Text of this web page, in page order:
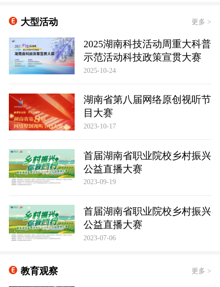
大型活动 更多 >
2025湖南科技活动周重大科普
示范活动科技政策宣贯大赛
2025-10-24
湖南省第八届网络原创视听节
目大赛
2023-10-17
首届湖南省职业院校乡村振兴
公益直播大赛
2023-09-19
首届湖南省职业院校乡村振兴
公益直播大赛
2023-07-06
教育观察 更多 >